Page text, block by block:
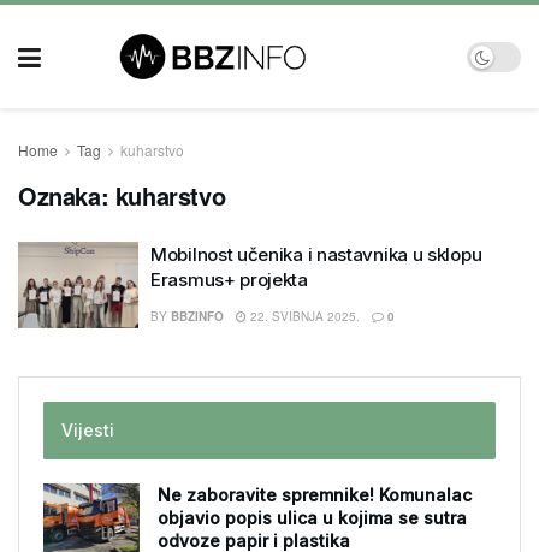
Home Tag kuharstvo
Oznaka: kuharstvo
Mobilnost učenika i nastavnika u sklopu
Erasmus+ projekta
BY BBZINFO 22. SVIBNJA 2025. 0
Vijesti
Ne zaboravite spremnike! Komunalac
objavio popis ulica u kojima se sutra
odvoze papir i plastika